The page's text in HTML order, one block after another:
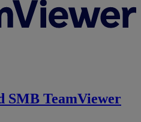
SMB TeamViewer